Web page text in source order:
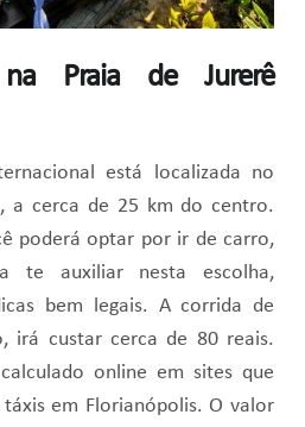
Praia de Jurerê
está localizada no
a cerca de 25 km do centro.
poderá optar por ir de carro,
te auxiliar nesta escolha,
bem legais. A corrida de
irá custar cerca de 80 reais.
online em sites que
em Florianópolis. O valor